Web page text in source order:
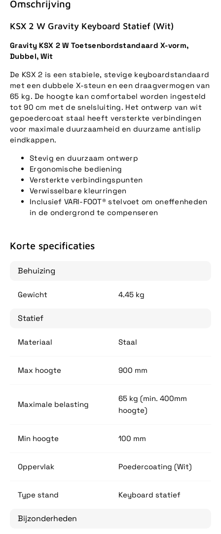
Omschrijving
KSX 2 W Gravity Keyboard Statief (Wit)
Gravity KSX 2 W Toetsenbordstandaard X-vorm,
Dubbel, Wit
De KSX 2 is een stabiele, stevige keyboardstandaard
met een dubbele X-steun en een draagvermogen van
65 kg. De hoogte kan comfortabel worden ingesteld
tot 90 cm met de snelsluiting. Het ontwerp van wit
gepoedercoat staal heeft versterkte verbindingen
voor maximale duurzaamheid en duurzame antislip
eindkappen.
Stevig en duurzaam ontwerp
Ergonomische bediening
Versterkte verbindingspunten
Verwisselbare kleurringen
Inclusief VARI-FOOT® stelvoet om oneffenheden
in de ondergrond te compenseren
Korte specificaties
Behuizing
Gewicht 4.45 kg
Statief
Materiaal Staal
Max hoogte 900 mm
Maximale belasting
65 kg (min. 400mm
hoogte)
Min hoogte 100 mm
Oppervlak Poedercoating (Wit)
Type stand Keyboard statief
Bijzonderheden